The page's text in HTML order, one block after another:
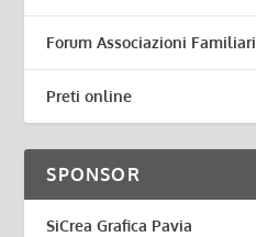
Forum Associazioni Familiari
Preti online
SPONSOR
SiCrea Grafica Pavia